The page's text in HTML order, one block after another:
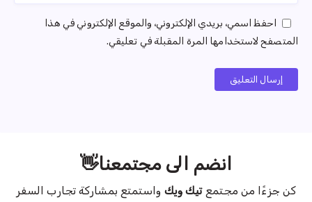
احفظ اسمي، بريدي الإلكتروني، والموقع الإلكتروني في هذا
المتصفح لاستخدامها المرة المقبلة في تعليقي.
إرسال التعليق
انضم الى مجتمعنا👋
كن جزءًا من مجتمع تيك ويك واستمتع بمشاركة تجارب السفر